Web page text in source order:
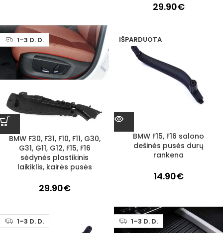
29.90€
1–3 D. D.
BMW F30, F31, F10, F11, G30,
G31, G11, G12, F15, F16
sėdynės plastikinis
laikiklis, kairės pusės
29.90€
IŠPARDUOTA
BMW F15, F16 salono
dešinės pusės durų
rankena
14.90€
1–3 D. D. 1–3 D. D.